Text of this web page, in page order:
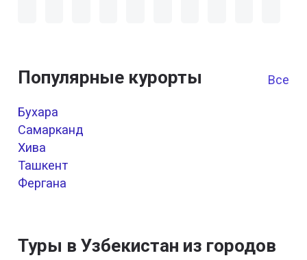
Популярные курорты Все
Бухара
Самарканд
Хива
Ташкент
Фергана
Туры в Узбекистан из городов